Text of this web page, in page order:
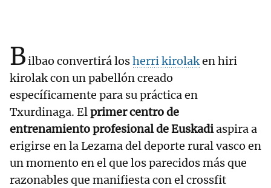
Bilbao convertirá losherri kirolaken hiri
kirolak con un pabellón creado
específicamente para su práctica en
Txurdinaga. Elprimer centro de
entrenamiento profesional de Euskadiaspira a
erigirse en la Lezama del deporte rural vasco en
un momento en el que los parecidos más que
razonables que manifiesta con el crossfit